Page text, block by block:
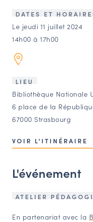
CONTACT
Agenda
Annuaire
BOURSE
CARTES DES
Espace
DATES ET
Le jeudi 11 juillet 2024
14h00 à 17h00
LIEU
Bibliothèque Nationale
6 place de la
67000 Strasbourg
VOIR L'ITINÉRAIRE
L'événement
ATELIER
En partenariat avec la